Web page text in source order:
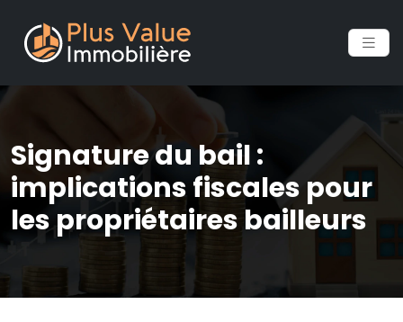
Signature du bail :
implications fiscales pour
les propriétaires bailleurs